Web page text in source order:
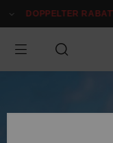
zur
springen
DOPPELTER RABATT